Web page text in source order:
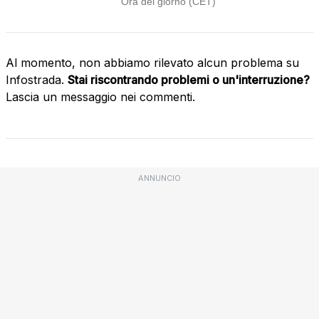
Al momento, non abbiamo rilevato alcun problema su
Infostrada. Stai riscontrando problemi o un'interruzione?
Lascia un messaggio nei commenti.
ANNUNCIO